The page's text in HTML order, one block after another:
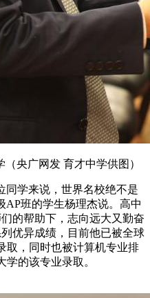
央广网发 育才中学供图）
同学来说，世界名校绝不是
AP班的学生杨理杰说。高中
的帮助下，志向远大又勤奋
优异成绩， 目前他已被全球
取，同时也被计算机专业排
学的该专业录取 。